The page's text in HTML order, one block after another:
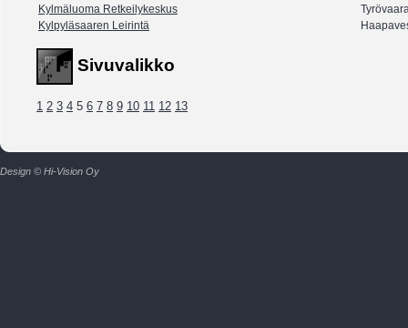
Kylmäluoma Retkeilykeskus
Kylpyläsaaren Leirintä
Sivuvalikko
1 2 3 4 5 6 7 8 9 10 11 12 13
Design © Hi-Vision Oy